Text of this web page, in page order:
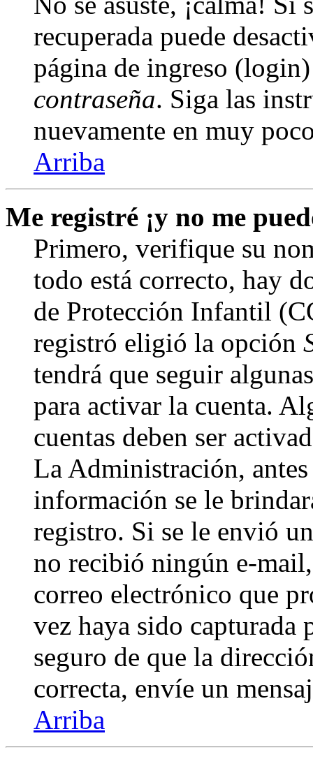
recuperada puede
página de ingreso
contraseña. Siga las
nuevamente en muy
Arriba
Me registré ¡y no me
Primero, verifique su
todo está correcto, hay
de Protección Infantil
registró eligió la opción
tendrá que seguir
para activar la cuenta.
cuentas deben ser
La Administración,
información se le
registro. Si se le envió
no recibió ningún e-
correo electrónico que
vez haya sido capturada
seguro de que la
correcta, envíe un
Arriba